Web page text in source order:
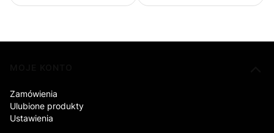
Zamówienia
Ulubione produkty
Ustawienia